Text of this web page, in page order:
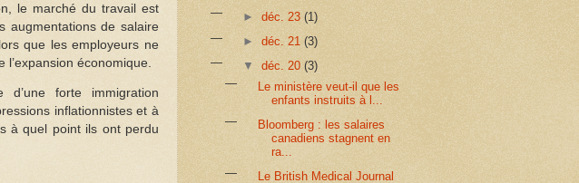
le marché du travail est
augmentations de salaire
que les employeurs ne
économique.
forte immigration
inflationnistes et à
à quel point ils ont perdu
► déc. 23 (1)
► déc. 21 (3)
▼ déc. 20 (3)
Le ministère veut-il que les
enfants instruits à l...
Bloomberg : les salaires
canadiens stagnent en
ra...
Le British Medical Journal